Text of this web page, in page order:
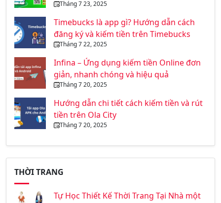
Tháng 7 23, 2025
Timebucks là app gì? Hướng dẫn cách
đăng ký và kiếm tiền trên Timebucks
Tháng 7 22, 2025
Infina – Ứng dụng kiếm tiền Online đơn
giản, nhanh chóng và hiệu quả
Tháng 7 20, 2025
Hướng dẫn chi tiết cách kiếm tiền và rút
tiền trên Ola City
Tháng 7 20, 2025
THỜI TRANG
Tự Học Thiết Kế Thời Trang Tại Nhà một